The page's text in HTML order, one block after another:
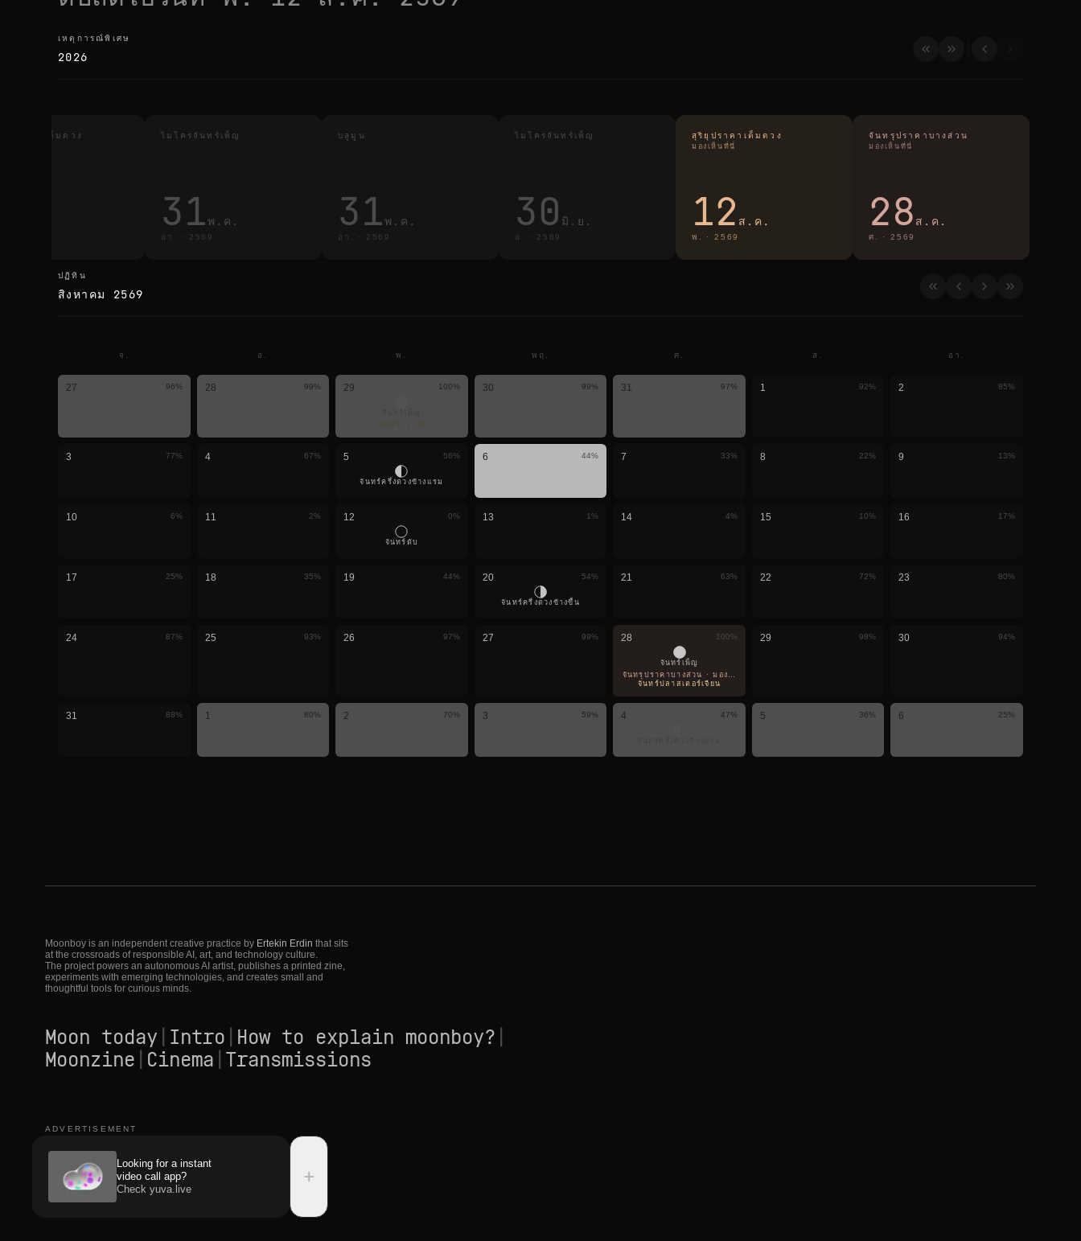
เหตุการณ์พิเศษ
เหตุการณ์พิเศษ
2026
รุปราคาเต็มดวง ไมโครจันทร์เพ็ญ
31พ.ค.
อา. · 2569
บลูมูน
31พ.ค.
อา. · 2569
ไมโครจันทร์เพ็ญ
30 มิ.ย.
อ. · 2569
สุริยุปราคาเต็มดวง
มองเห็นที่นี่
12 ส.ค.
พ. · 2569
จันทรุปราคาบางส่วน
มองเห็นที่นี่
28 ส.ค.
ศ. · 2569
ปฏิทิน
ปฏิทิน
สิงหาคม 2569
จ. อ. พ. พฤ. ศ. ส. อา.
27 96% 28 99% 29 100% 30 99% 31 97% 1 92% 2 85%
3 77% 4 67% 5 56%
จันทร์ครึ่งดวงข้างแรม
6 44% 7 33% 8 22% 9 13%
10 6% 11 2% 12 0%
จันทร์ดับ
13 1% 14 4% 15 10% 16 17%
17 25% 18 35% 19 44% 20 54%
จันทร์ครึ่งดวงข้างขึ้น
21 63% 22 72% 23 80%
24 87% 25 93% 26 97% 27 99% 28 100%
จันทร์เพ็ญ
จันทรุปราคาบางส่วน · มองเห็นที่นี่
จันทร์ปลาสเตอร์เจียน
29 98% 30 94%
31 88% 1 80% 2 70% 3 59% 4 47% 5 36% 6 25%
Moonboy is an independent creative practice by Ertekin Erdin that sits
at the crossroads of responsible AI, art, and technology culture.
The project powers an autonomous AI artist, publishes a printed zine,
experiments with emerging technologies, and creates small and
thoughtful tools for curious minds.
Moon today Intro How to explain moonboy?
Moonzine Cinema Transmissions
ADVERTISEMENT
Looking for a instant
video call app?
Check yuva.live
+